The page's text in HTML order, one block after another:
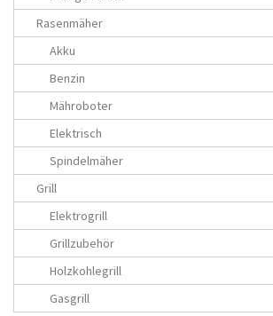
Rasenmäher
Akku
Benzin
Mähroboter
Elektrisch
Spindelmäher
Grill
Elektrogrill
Grillzubehör
Holzkohlegrill
Gasgrill